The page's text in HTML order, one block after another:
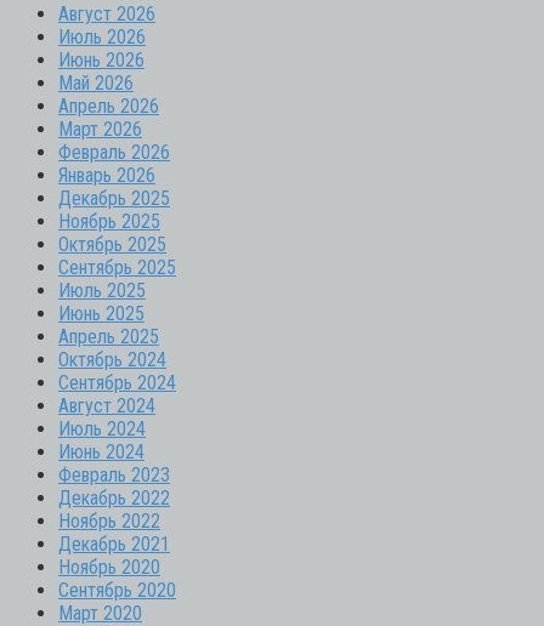
Август 2026
Июль 2026
Июнь 2026
Май 2026
Апрель 2026
Март 2026
Февраль 2026
Январь 2026
Декабрь 2025
Ноябрь 2025
Октябрь 2025
Сентябрь 2025
Июль 2025
Июнь 2025
Апрель 2025
Октябрь 2024
Сентябрь 2024
Август 2024
Июль 2024
Июнь 2024
Февраль 2023
Декабрь 2022
Ноябрь 2022
Декабрь 2021
Ноябрь 2020
Сентябрь 2020
Март 2020